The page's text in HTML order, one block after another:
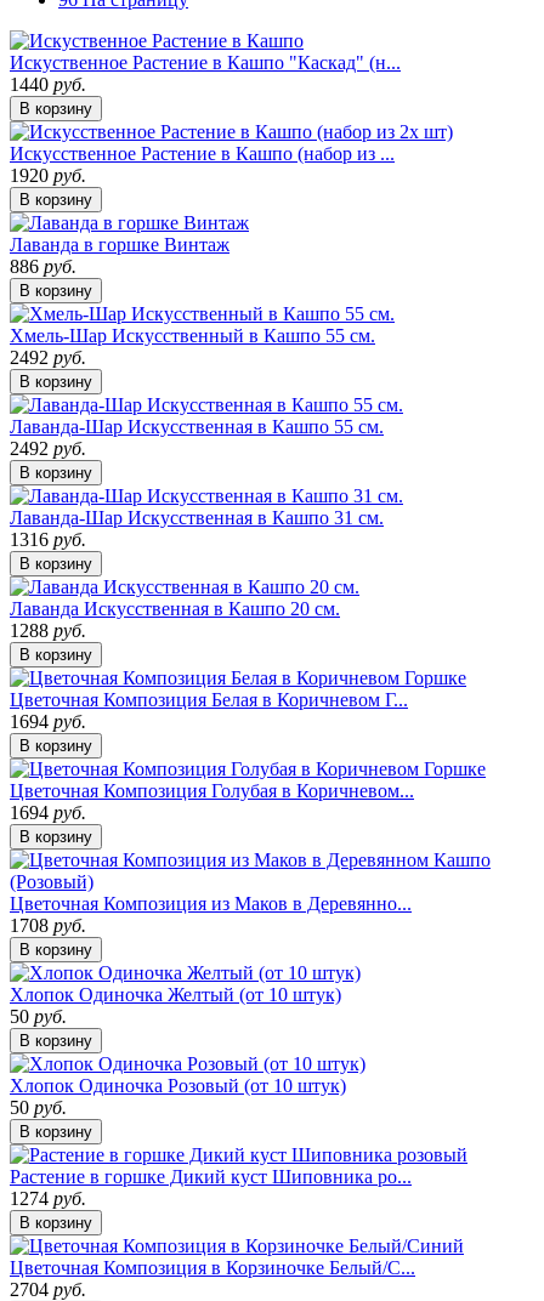
Искуственное Растение в Кашпо "Каскад" (н...
1440 руб.
В корзину
Искусственное Растение в Кашпо (набор из ...
1920 руб.
В корзину
Лаванда в горшке Винтаж
886 руб.
В корзину
Хмель-Шар Искусственный в Кашпо 55 см.
2492 руб.
В корзину
Лаванда-Шар Искусственная в Кашпо 55 см.
2492 руб.
В корзину
Лаванда-Шар Искусственная в Кашпо 31 см.
1316 руб.
В корзину
Лаванда Искусственная в Кашпо 20 см.
1288 руб.
В корзину
Цветочная Композиция Белая в Коричневом Г...
1694 руб.
В корзину
Цветочная Композиция Голубая в Коричневом...
1694 руб.
В корзину
Цветочная Композиция из Маков в Деревянно...
1708 руб.
В корзину
Хлопок Одиночка Желтый (от 10 штук)
50 руб.
В корзину
Хлопок Одиночка Розовый (от 10 штук)
50 руб.
В корзину
Растение в горшке Дикий куст Шиповника ро...
1274 руб.
В корзину
Цветочная Композиция в Корзиночке Белый/С...
2704 руб.